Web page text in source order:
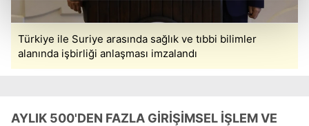
reklamların maliyetlerimizi karşılamak noktasında tek gelir
kalemimiz olduğunu sizlere hatırlatmak isteriz.
Her halükârda, kullanıcılar, bu çerezlere izin vermedikleri
takdirde, kullanıcılara hedefli reklamlar
Sizlere daha iyi bir hizmet sunabilmek için İnternet
Türkiye ile Suriye arasında sağlık ve tıbbi bilimler
alanında işbirliği anlaşması imzalandı
AYLIK 500'DEN FAZLA GİRİŞİMSEL İŞLEM VE